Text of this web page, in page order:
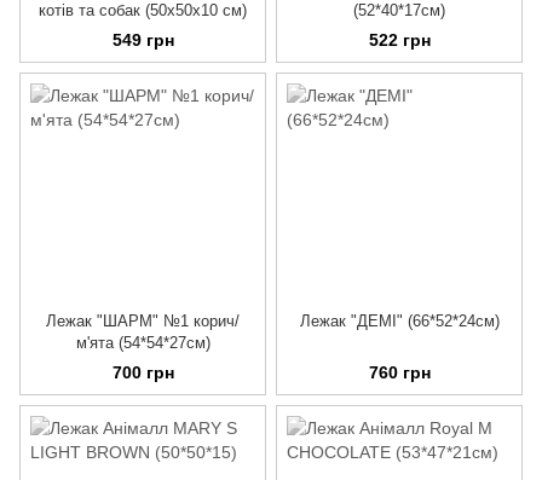
котів та собак (50х50х10 см)
549 грн
(52*40*17см)
522 грн
Лежак "ШАРМ" №1 корич/
м'ята (54*54*27см)
700 грн
Лежак "ДЕМІ" (66*52*24см)
760 грн